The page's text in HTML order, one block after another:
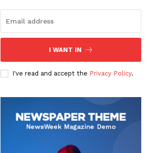
I WANT IN
I've read and accept the Privacy Policy.